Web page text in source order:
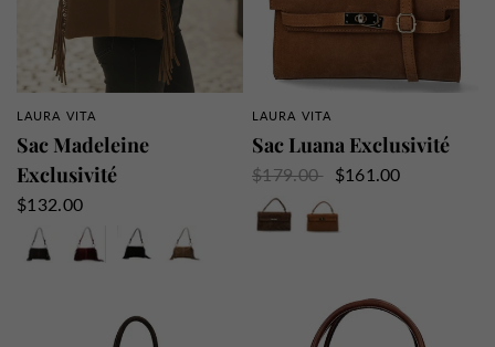
APERÇU RAPIDE
LAURA VITA
Sac Madeleine
Exclusivité
$132.00
Marron Burgundy
Noir
APERÇU RAPIDE
LAURA VITA
Sac Luana Exclusivité
$179.00
$161.00
Marron